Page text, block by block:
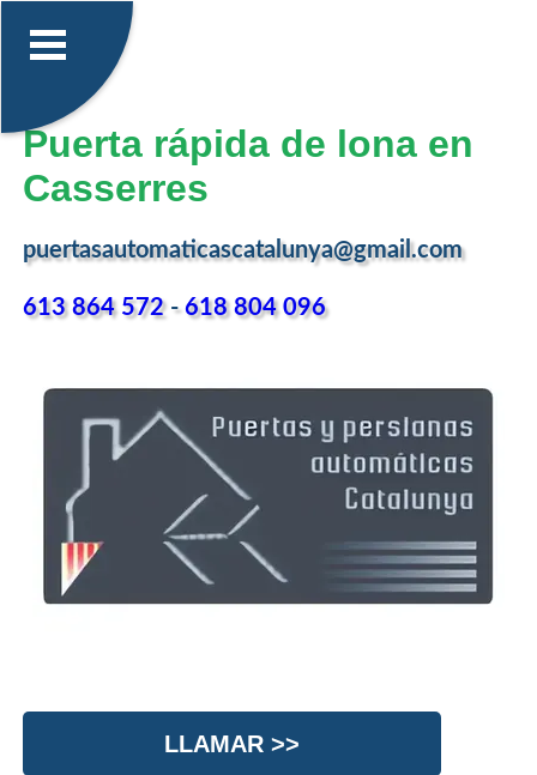
Puerta rápida de lona en
Casserres
puertasautomaticascatalunya@gmail.com
613 864 572-618 804 096
LLAMAR >>